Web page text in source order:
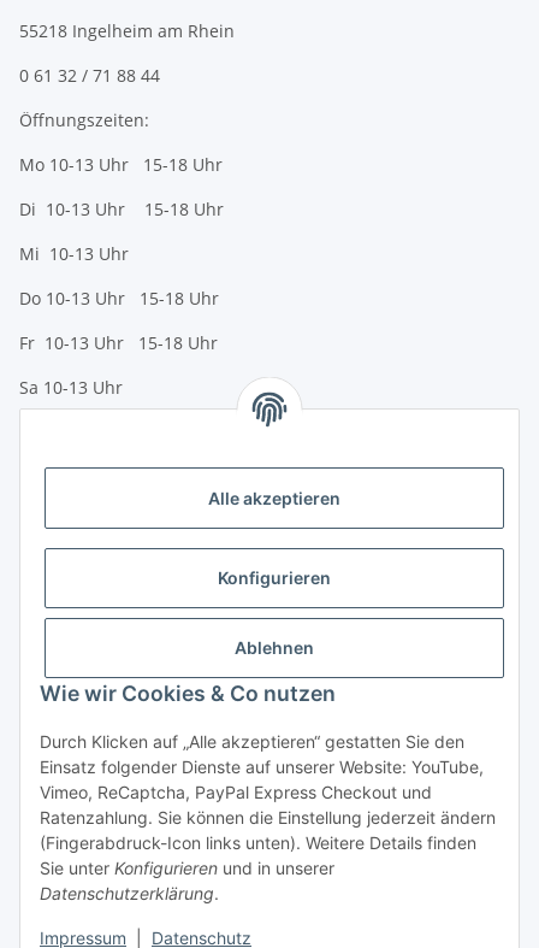
Alle akzeptieren
Konfigurieren
Ablehnen
Wie wir Cookies & Co nutzen
Durch Klicken auf „Alle akzeptieren“ gestatten Sie den
Einsatz folgender Dienste auf unserer Website: YouTube,
Vimeo, ReCaptcha, PayPal Express Checkout und
Ratenzahlung. Sie können die Einstellung jederzeit ändern
(Fingerabdruck-Icon links unten). Weitere Details finden
Sie unter Konfigurieren und in unserer
Datenschutzerklärung.
Impressum Datenschutz
55218 Ingelheim am Rhein
0 61 32 / 71 88 44
Öffnungszeiten:
Mo 10-13 Uhr 15-18 Uhr
Di 10-13 Uhr 15-18 Uhr
Mi 10-13 Uhr
Do 10-13 Uhr 15-18 Uhr
Fr 10-13 Uhr 15-18 Uhr
Sa 10-13 Uhr
Vorkasse (per Bank-Überweisung)
Sofortüberweisung
Rechnungskauf
Gesetzliche Informationen
Informationen
Vertrag widerrufen
* Alle Preise inkl. gesetzlicher USt., zzgl.